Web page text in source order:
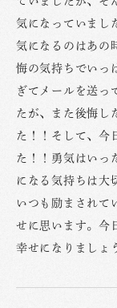
気になっていまし
気になるのはあの
悔の気持ちでいっ
ぎてメールを送っ
たが、また後悔し
た！！そして、今
た！！勇気はいっ
になる気持ちは大
いつも励まされて
せに思います。今
幸せになりましょ